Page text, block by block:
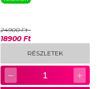
24900 Ft
18900 Ft
RÉSZLETEK
− 1 +